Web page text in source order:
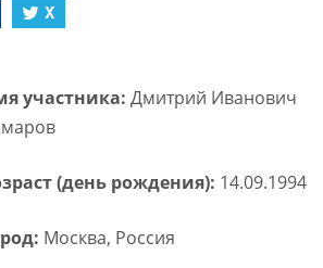
X
участника: Дмитрий Иванович
(день рождения): 14.09.1994
Москва, Россия